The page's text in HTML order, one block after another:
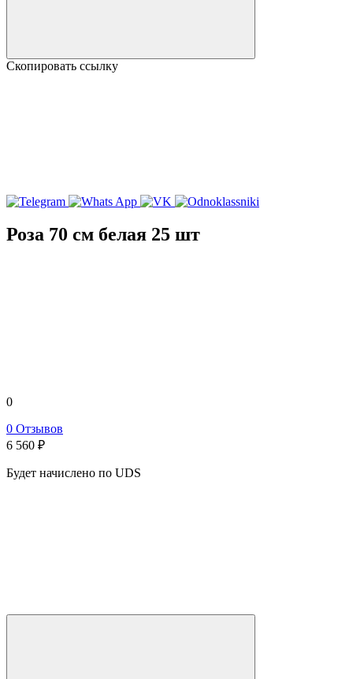
Скопировать ссылку
Роза 70 см белая 25 шт
0
0 Отзывов
6 560 ₽
Будет начислено по UDS